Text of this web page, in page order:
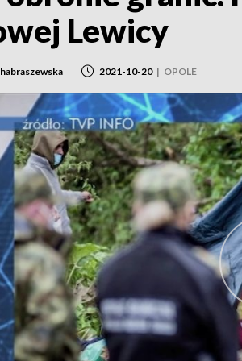
Lewicy
2021-10-20 | OPOLE